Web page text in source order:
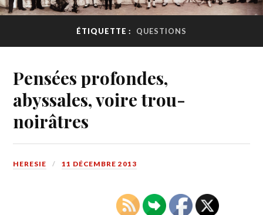
ÉTIQUETTE : QUESTIONS
Pensées profondes,
abyssales, voire trou-
noirâtres
HERESIE 11 DÉCEMBRE 2013